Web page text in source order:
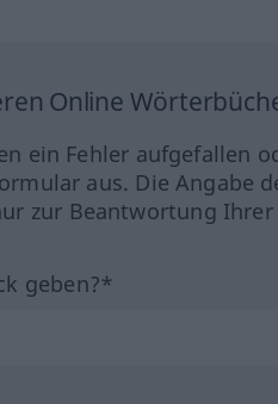
Online
ein Fehler aufgefallen
aus. Die Angabe
zur Beantwortung Ihrer
geben?*